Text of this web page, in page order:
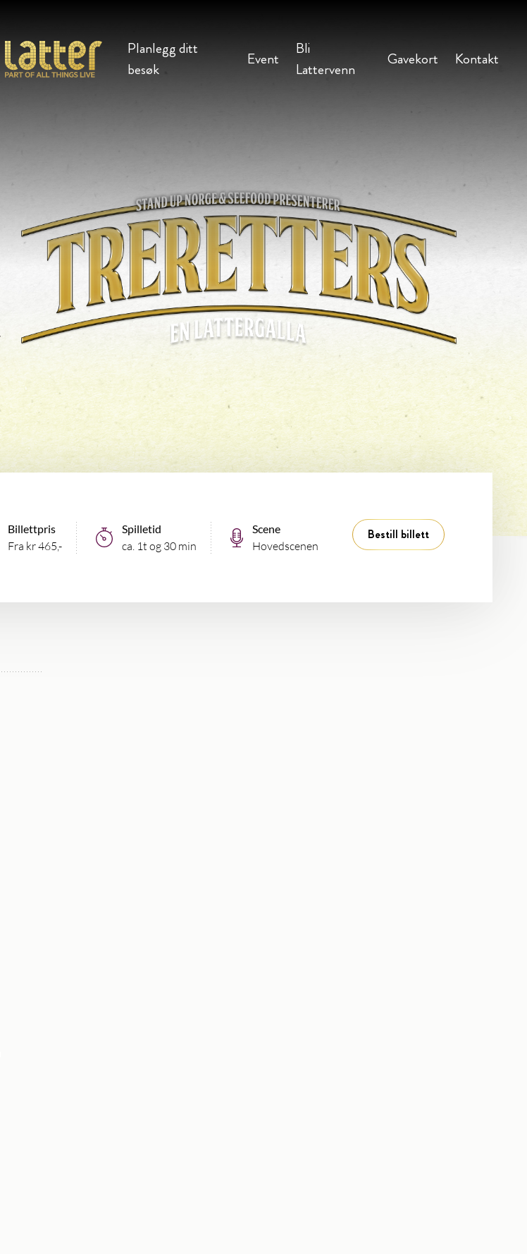
Planlegg ditt
besøk
Event
Bli
Lattervenn
Gavekort Kontakt
Billettpris
Fra kr 465,-
Spilletid
ca. 1t og 30 min
Scene
Hovedscenen
Bestill billett